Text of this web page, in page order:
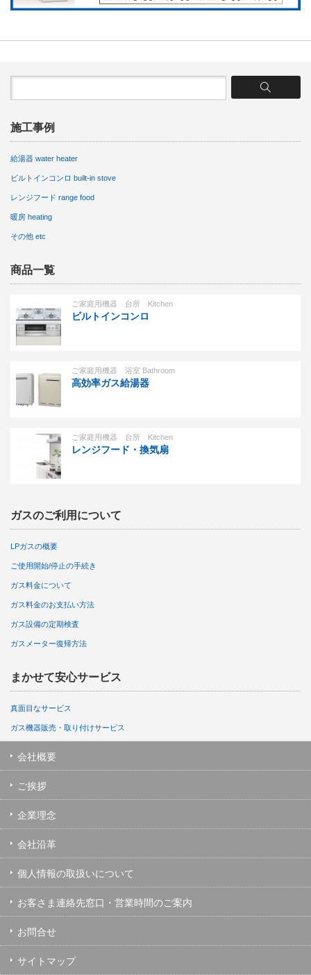
施工事例
給湯器 water heater
ビルトインコンロ built-in stove
レンジフード range food
暖房 heating
その他 etc
商品一覧
ご家庭用機器 台所 Kitchen
ビルトインコンロ
ご家庭用機器 浴室 Bathroom
高効率ガス給湯器
ご家庭用機器 台所 Kitchen
レンジフード・換気扇
ガスのご利用について
LPガスの概要
ご使用開始/停止の手続き
ガス料金について
ガス料金のお支払い方法
ガス設備の定期検査
ガスメーター復帰方法
まかせて安心サービス
真面目なサービス
ガス機器販売・取り付けサービス
会社概要
ご挨拶
企業理念
会社沿革
個人情報の取扱いについて
お客さま連絡先窓口・営業時間のご案内
お問合せ
サイトマップ